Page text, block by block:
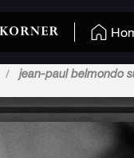
jean-paul belmondo